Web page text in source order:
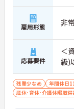
雇用形態 非
応募要件
＜
級)
残業少なめ 年間休日
産休･育休･介護休暇取得